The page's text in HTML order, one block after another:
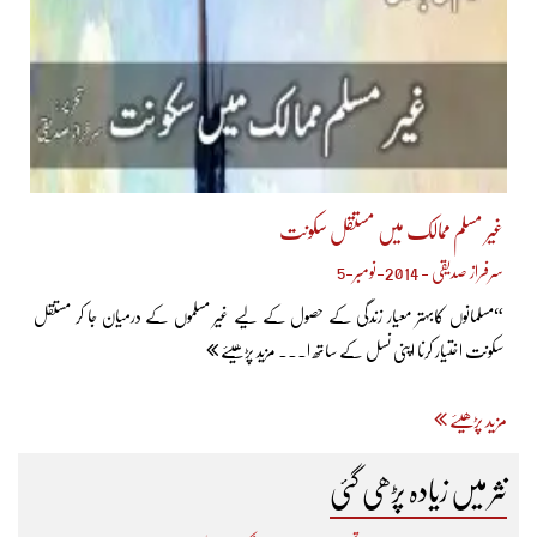
غیر مسلم ممالک میں مستقل سکونت
سرفراز صدیقی - 2014-نومبر-5
“مسلمانوں کابہتر معیار زندگی کے حصول کے لیے غیر مسلموں کے درمیان جا کر مستقل
سکونت اختیار کرنا اپنی نسل کے ساتھ ا... مزید پڑھیئے
مزید پڑھیئے
نثر میں زیادہ پڑھی گئی